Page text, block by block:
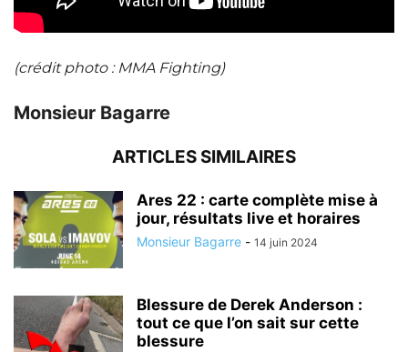
(crédit photo : MMA Fighting)
Monsieur Bagarre
ARTICLES SIMILAIRES
Ares 22 : carte complète mise à
jour, résultats live et horaires
Monsieur Bagarre - 14 juin 2024
Blessure de Derek Anderson :
tout ce que l’on sait sur cette
blessure